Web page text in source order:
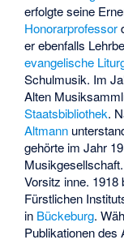
erfolgte seine
Honorarprofessor
er ebenfalls
evangelische
Schulmusik. Im
Alten
Staatsbibliothek.
Altmann
gehörte im Jahr
Vorsitz inne. 1918
Fürstlichen
in Bückeburg.
Publikationen